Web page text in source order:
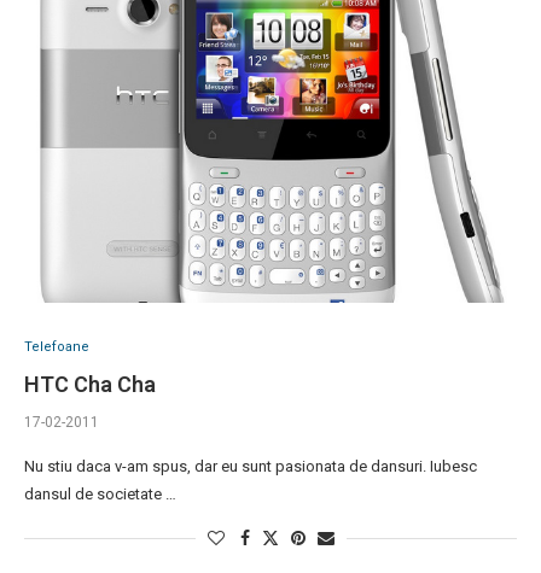
Telefoane
HTC Cha Cha
17-02-2011
Nu stiu daca v-am spus, dar eu sunt pasionata de dansuri. Iubesc
dansul de societate …